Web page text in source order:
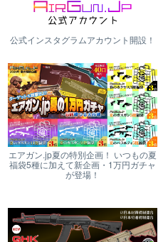
公式インスタグラムアカウント開設！
エアガン.jp夏の特別企画！ いつもの夏
福袋5種に加えて新企画・1万円ガチャ
が登場！